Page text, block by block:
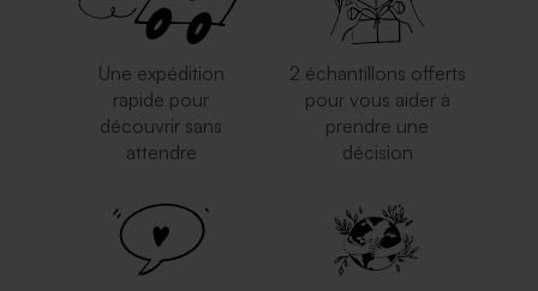
Une expédition
rapide pour
découvrir sans
attendre
2 échantillons offerts
pour vous aider à
prendre une
décision